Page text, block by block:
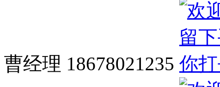
曹经理 18678021235